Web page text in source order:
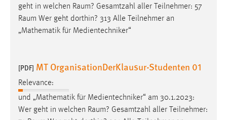
geht in welchen Raum? Gesamtzahl aller Teilnehmer: 57
Raum Wer geht dorthin? 313 Alle Teilnehmer an
„Mathematik für Medientechniker“
[PDF] MT OrganisationDerKlausur-Studenten 01
Relevance:
und „Mathematik für Medientechniker“ am 30.1.2023:
Wer geht in welchen Raum? Gesamtzahl aller Teilnehmer: